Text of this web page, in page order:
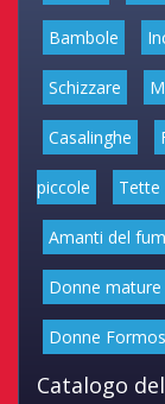
Bambole
Schizzare
Casalinghe
piccole Tette
Amanti del
Donne mature
Donne
Catalogo